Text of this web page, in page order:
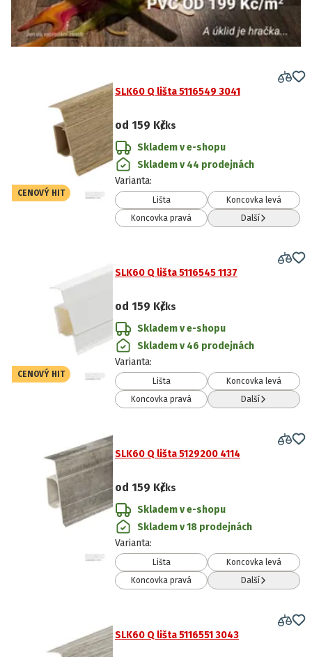
CENOVÝ HIT
SLK60 Q lišta 5116549 3041
od 159 Kč/ks
Skladem v e-shopu
Skladem v 44 prodejnách
Varianta:
Lišta
Koncovka levá
Koncovka pravá
Další
CENOVÝ HIT
SLK60 Q lišta 5116545 1137
od 159 Kč/ks
Skladem v e-shopu
Skladem v 46 prodejnách
Varianta:
Lišta
Koncovka levá
Koncovka pravá
Další
SLK60 Q lišta 5129200 4114
od 159 Kč/ks
Skladem v e-shopu
Skladem v 18 prodejnách
Varianta:
Lišta
Koncovka levá
Koncovka pravá
Další
SLK60 Q lišta 5116551 3043